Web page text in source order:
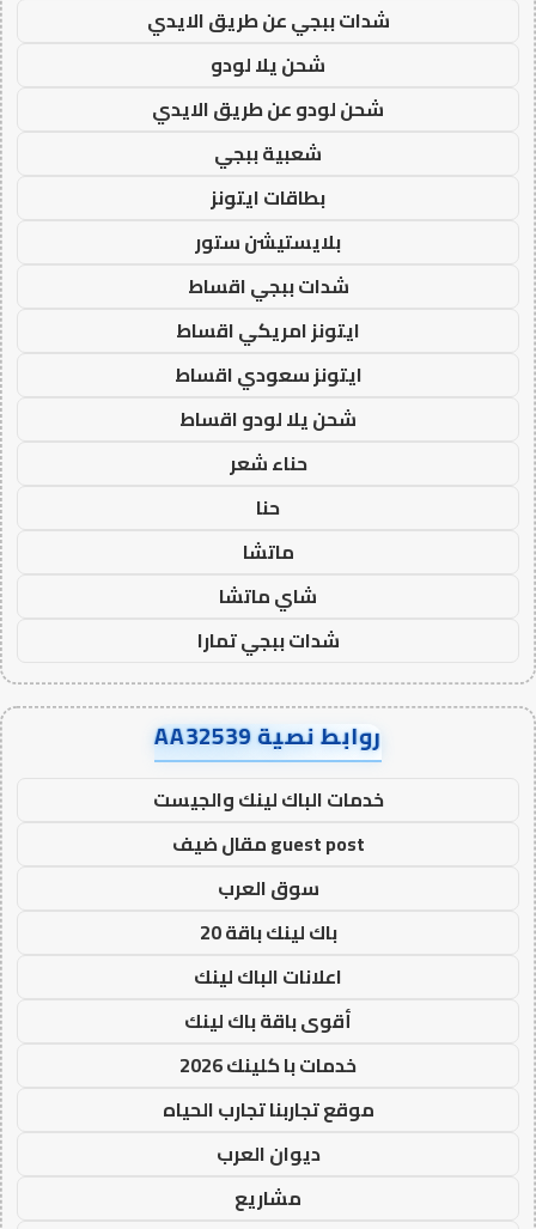
شدات ببجي عن طريق الايدي
شحن يلا لودو
شحن لودو عن طريق الايدي
شعبية ببجي
بطاقات ايتونز
بلايستيشن ستور
شدات ببجي اقساط
ايتونز امريكي اقساط
ايتونز سعودي اقساط
شحن يلا لودو اقساط
حناء شعر
حنا
ماتشا
شاي ماتشا
شدات ببجي تمارا
روابط نصية AA32539
خدمات الباك لينك والجيست
guest post مقال ضيف
سوق العرب
باك لينك باقة 20
اعلانات الباك لينك
أقوى باقة باك لينك
خدمات با كلينك 2026
موقع تجاربنا تجارب الحياه
ديوان العرب
مشاريع